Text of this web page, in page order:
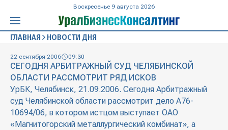
Воскресенье 9 августа 2026
ГЛАВНАЯ НОВОСТИ ДНЯ
22 сентября 2006 09:30
СЕГОДНЯ АРБИТРАЖНЫЙ СУД ЧЕЛЯБИНСКОЙ
ОБЛАСТИ РАССМОТРИТ РЯД ИСКОВ
УрБК, Челябинск, 21.09.2006. Сегодня Арбитражный
суд Челябинской области рассмотрит дело А76-
10694/06, в котором истцом выступает ОАО
«Магнитогорский металлургический комбинат», а